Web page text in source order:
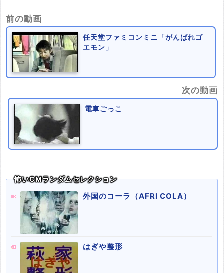
前の動画
任天堂ファミコンミニ「がんばれゴ
エモン」
次の動画
電車ごっこ
怖いCMランダムセレクション
外国のコーラ（AFRI COLA）
はぎや整形